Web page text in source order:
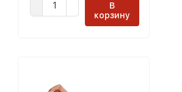
В
корзину